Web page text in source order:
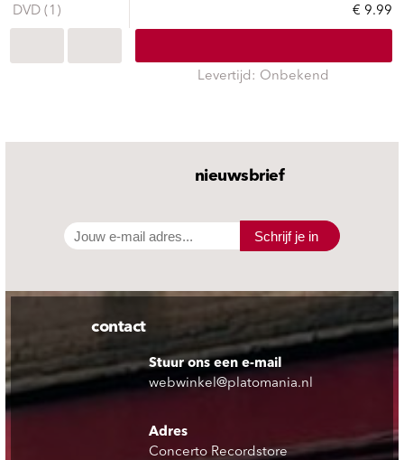
DVD (1) € 9.99
Levertijd: Onbekend
nieuwsbrief
Schrijf je in
contact
Stuur ons een e-mail
webwinkel@platomania.nl
Adres
Concerto Recordstore